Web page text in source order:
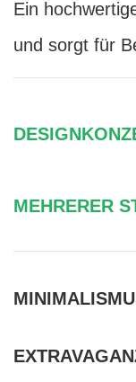
Ein
und sorgt für
MEHRERER